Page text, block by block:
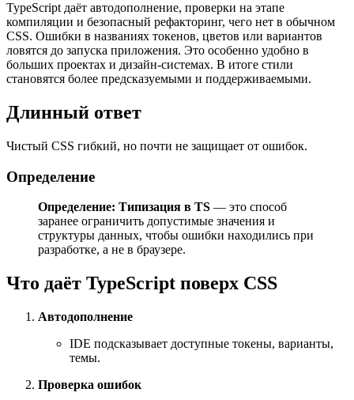
TypeScript даёт автодополнение, проверки на этапе
компиляции и безопасный рефакторинг, чего нет в обычном
CSS. Ошибки в названиях токенов, цветов или вариантов
ловятся до запуска приложения. Это особенно удобно в
больших проектах и дизайн-системах. В итоге стили
становятся более предсказуемыми и поддерживаемыми.
Длинный ответ
Чистый CSS гибкий, но почти не защищает от ошибок.
Определение
Определение: Типизация в TS — это способ
заранее ограничить допустимые значения и
структуры данных, чтобы ошибки находились при
разработке, а не в браузере.
Что даёт TypeScript поверх CSS
Автодополнение
IDE подсказывает доступные токены, варианты,
темы.
Проверка ошибок